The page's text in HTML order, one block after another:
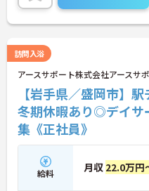
訪問入浴
アースサポート株式会社アースサ
【岩手県／盛岡市】
冬期休暇あり◎デイサ
集《正社員》
給料 月収 22.0万円